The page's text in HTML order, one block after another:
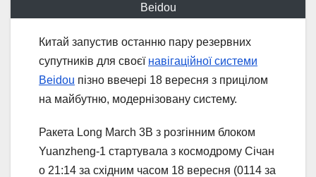
Beidou
Китай запустив останню пару резервних
супутників для своєї навігаційної системи
Beidou пізно ввечері 18 вересня з прицілом
на майбутню, модернізовану систему.
Ракета Long March 3B з розгінним блоком
Yuanzheng-1 стартувала з космодрому Січан
о 21:14 за східним часом 18 вересня (0114 за